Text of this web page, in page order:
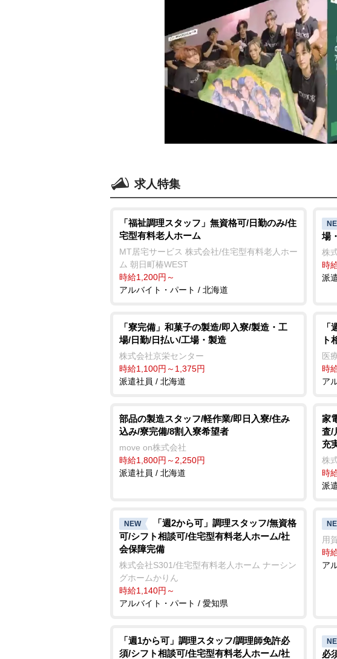
求人特集
「福祉調理スタッフ」無資格可/日勤のみ/住
宅型有料老人ホーム
MT居宅サービス 株式会社/住宅型有料老人ホー
ム 朝日町椿WEST
時給1,200円～
アルバイト・パート / 北海道
場
株
時
派
「寮完備」和菓子の製造/即入寮/製造・工
場/日勤/日払い/工場・製造
株式会社京栄センター
時給1,100円～1,375円
派遣社員 / 北海道
ト
医
時
ア
部品の製造スタッフ/軽作業/即日入寮/住み
込み/寮完備/8割入寮希望者
move on株式会社
時給1,800円～2,250円
派遣社員 / 北海道
家
査/
充
株
時
派
NEW
「週2から可」調理スタッフ/無資格
可/シフト相談可/住宅型有料老人ホーム/社
会保障完備
株式会社S301/住宅型有料老人ホーム ナーシン
グホームかりん
時給1,140円～
アルバイト・パート / 愛知県
用
時
ア
「週1から可」調理スタッフ/調理師免許必
須/シフト相談可/住宅型有料老人ホーム/社
必